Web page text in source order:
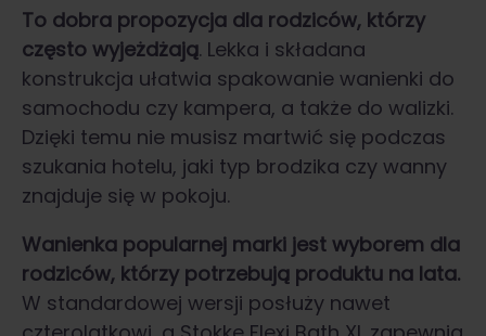
To dobra propozycja dla rodziców, którzy
często wyjeżdżają. Lekka i składana
konstrukcja ułatwia spakowanie wanienki do
samochodu czy kampera, a także do walizki.
Dzięki temu nie musisz martwić się podczas
szukania hotelu, jaki typ brodzika czy wanny
znajduje się w pokoju.
Wanienka popularnej marki jest wyborem dla
rodziców, którzy potrzebują produktu na lata.
W standardowej wersji posłuży nawet